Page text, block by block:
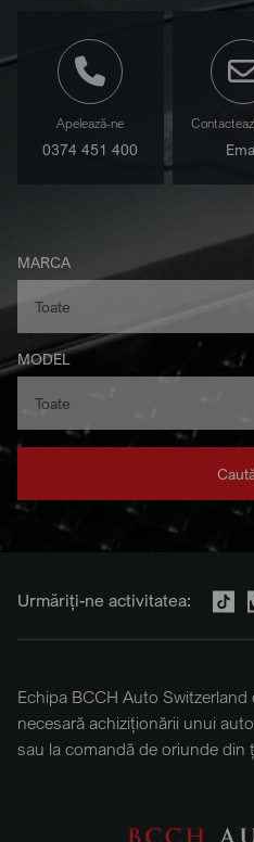
Apelează-ne
0374 451 400
MARCA
MODEL
Urmăriți-ne activitatea:
Echipa BCCH Auto
necesară achiziționării unui
sau la comandă de oriunde din